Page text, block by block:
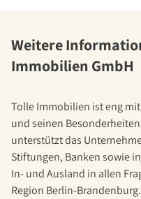
Weitere
Immobilien GmbH
Tolle Immobilien ist eng
und seinen
unterstützt das
Stiftungen, Banken sowie
In- und Ausland in allen
Region Berlin-